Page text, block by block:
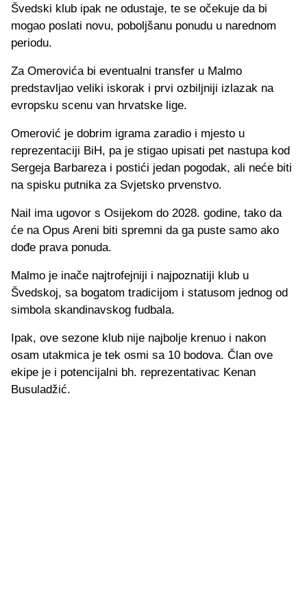
Švedski klub ipak ne odustaje, te se očekuje da bi
mogao poslati novu, poboljšanu ponudu u narednom
periodu.
Za Omerovića bi eventualni transfer u Malmo
predstavljao veliki iskorak i prvi ozbiljniji izlazak na
evropsku scenu van hrvatske lige.
Omerović je dobrim igrama zaradio i mjesto u
reprezentaciji BiH, pa je stigao upisati pet nastupa kod
Sergeja Barbareza i postići jedan pogodak, ali neće biti
na spisku putnika za Svjetsko prvenstvo.
Nail ima ugovor s Osijekom do 2028. godine, tako da
će na Opus Areni biti spremni da ga puste samo ako
dođe prava ponuda.
Malmo je inače najtrofejniji i najpoznatiji klub u
Švedskoj, sa bogatom tradicijom i statusom jednog od
simbola skandinavskog fudbala.
Ipak, ove sezone klub nije najbolje krenuo i nakon
osam utakmica je tek osmi sa 10 bodova. Član ove
ekipe je i potencijalni bh. reprezentativac Kenan
Busuladžić.